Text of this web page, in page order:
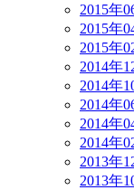
2015年
2015年
2015年
2014年
2014年
2014年
2014年
2014年
2013年
2013年